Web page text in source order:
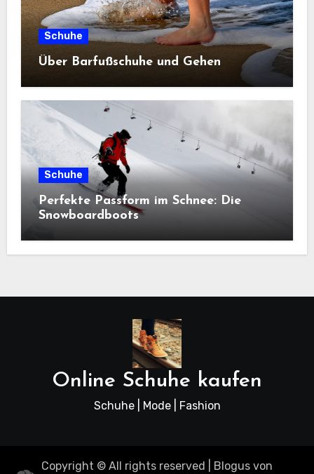
Schuhe
Über Barfußschuhe und Gehen
Schuhe
Perfekte Passform im Schnee: Die
Snowboardboots
Online Schuhe kaufen
Schuhe | Mode | Fashion
Copyright © All rights reserved Blogus von